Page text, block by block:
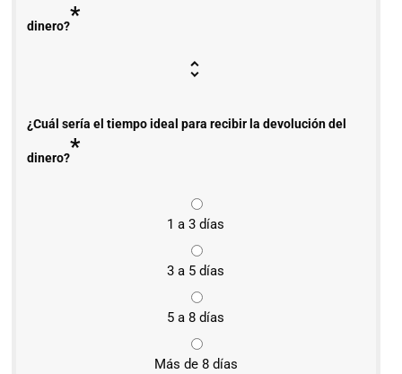
dinero?*
¿Cuál sería el tiempo ideal para recibir la devolución del
dinero?*
1 a 3 días
3 a 5 días
5 a 8 días
Más de 8 días